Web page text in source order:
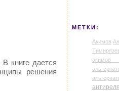
книге дается
реше­ния
МЕТКИ:
Акимов
акимов